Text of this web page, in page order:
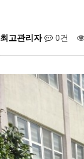
최고관리자 0건